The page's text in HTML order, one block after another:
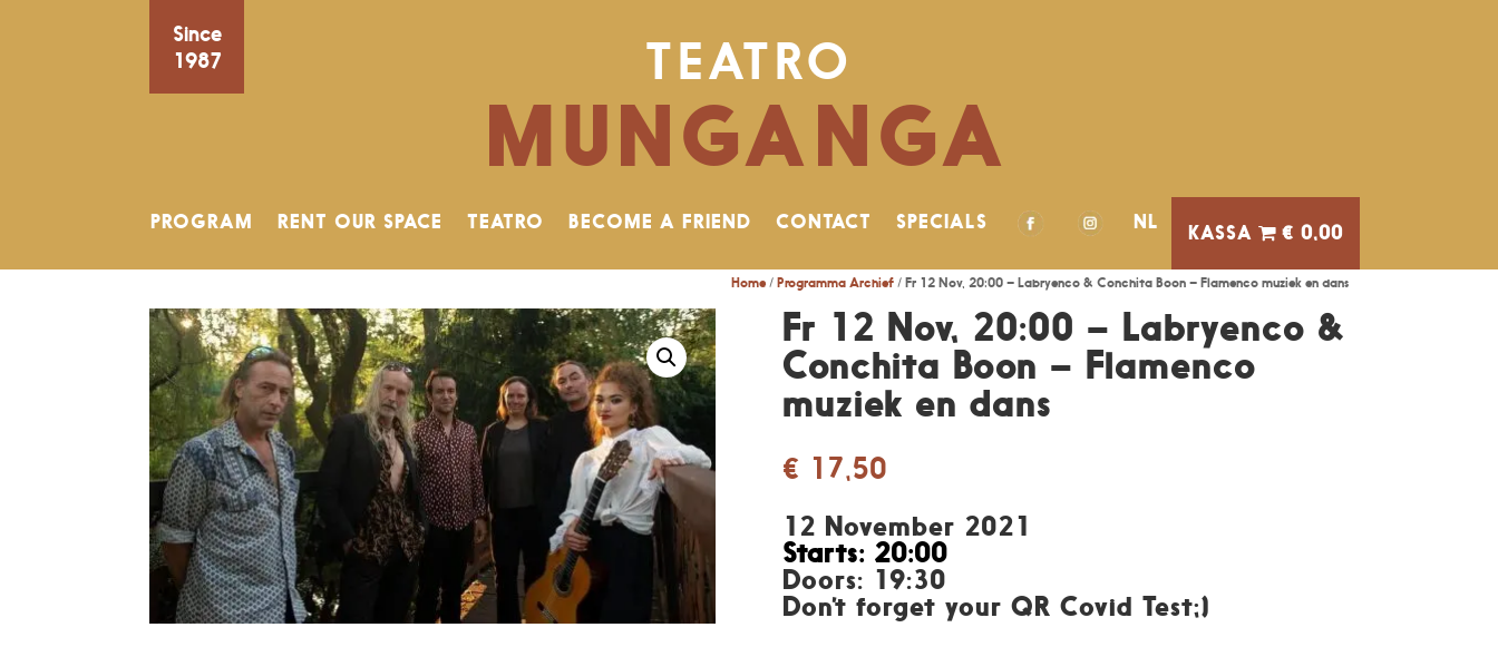
Since
1987
TEATRO
MUNGANGA
PROGRAM RENT OUR SPACE TEATRO BECOME A FRIEND CONTACT SPECIALS NL € 0,00
Home/ Programma Archief/ Fr 12 Nov, 20:00 – Labryenco & Conchita Boon – Flamenco muziek en dans
Fr 12 Nov, 20:00 – Labryenco &
Conchita Boon – Flamenco
muziek en dans
€ 17,50
12 November 2021
Starts: 20:00
Doors: 19:30
Don’t forget your QR Covid Test;)